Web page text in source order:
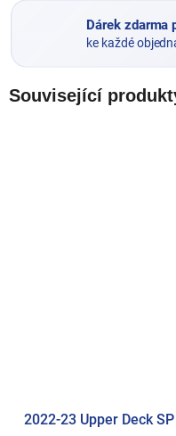
Dárek zdarma
ke každé
Související
2022-23 Upper Deck